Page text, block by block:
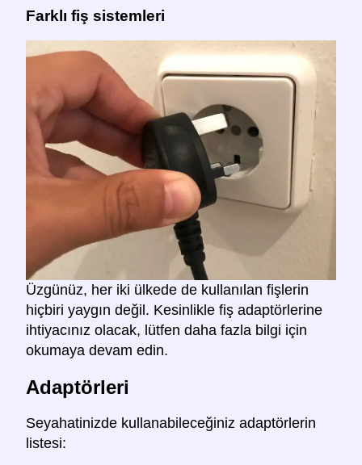
Farklı fiş sistemleri
Üzgünüz, her iki ülkede de kullanılan fişlerin
hiçbiri yaygın değil. Kesinlikle fiş adaptörlerine
ihtiyacınız olacak, lütfen daha fazla bilgi için
okumaya devam edin.
Adaptörleri
Seyahatinizde kullanabileceğiniz adaptörlerin
listesi: